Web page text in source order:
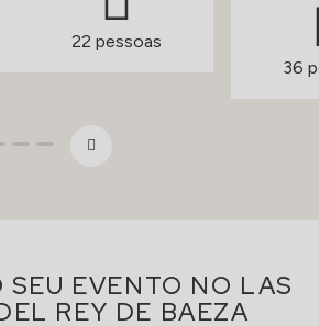
22 pessoas
36
SEU EVENTO NO LAS
REY DE BAEZA